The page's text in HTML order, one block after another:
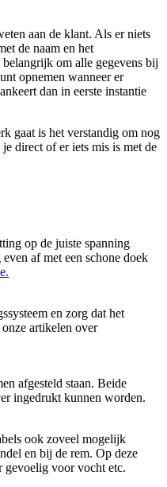
aan de klant. Als er niets
de naam en het
om alle gegevens bij
opnemen wanneer er
dan in eerste instantie
gaat is het verstandig om nog
direct of er iets mis is met de
op de juiste spanning
af met een schone doek
en zorg dat het
artikelen over
afgesteld staan. Beide
ingedrukt kunnen worden.
ook zoveel mogelijk
en bij de rem. Op deze
gevoelig voor vocht etc.